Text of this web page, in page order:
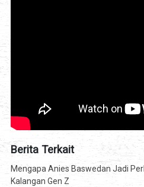
Berita Terkait
Mengapa Anies Baswedan Jadi
Kalangan Gen Z